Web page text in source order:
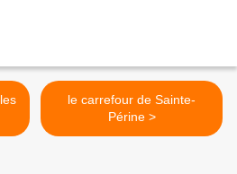
le carrefour de Sainte-
Périne >